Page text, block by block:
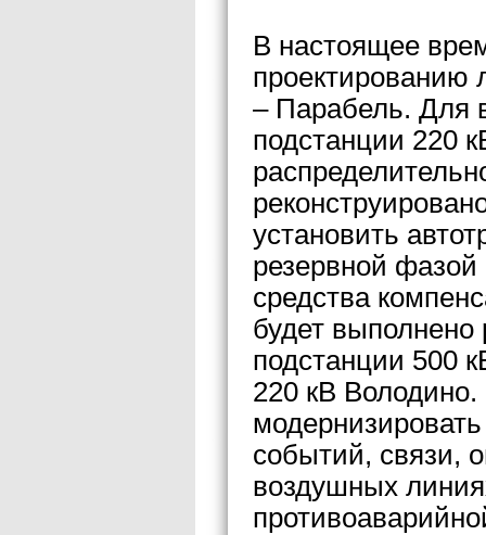
В настоящее
проектированию
– Парабель. Для
подстанции 220
установить
резервной
средства
будет
подстанции 500
220 кВ Володино.
событий, связи,
воздушных